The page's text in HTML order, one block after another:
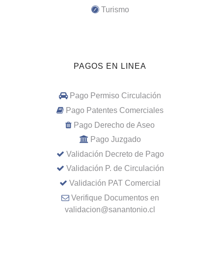
Turismo
PAGOS EN LINEA
Pago Permiso Circulación
Pago Patentes Comerciales
Pago Derecho de Aseo
Pago Juzgado
Validación Decreto de Pago
Validación P. de Circulación
Validación PAT Comercial
Verifique Documentos en
validacion@sanantonio.cl